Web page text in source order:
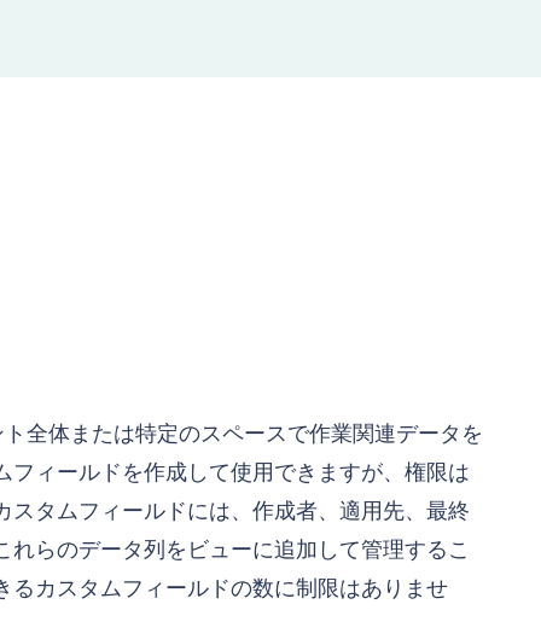
全体または特定のスペースで作業関連データを
ィールドを作成して使用できますが、権限は
タムフィールドには、作成者、適用先、最終
らのデータ列をビューに追加して管理するこ
カスタムフィールドの数に制限はありませ